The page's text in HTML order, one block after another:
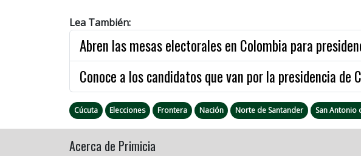
Lea También:
Abren las mesas electorales en Colombia para
Conoce a los candidatos que van por la presidencia de
Cúcuta Elecciones Frontera Nación Norte de Santander San Antonio
Acerca de Primicia